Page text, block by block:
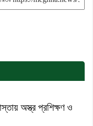
অস্ত্র প্রশিক্ষণ ও